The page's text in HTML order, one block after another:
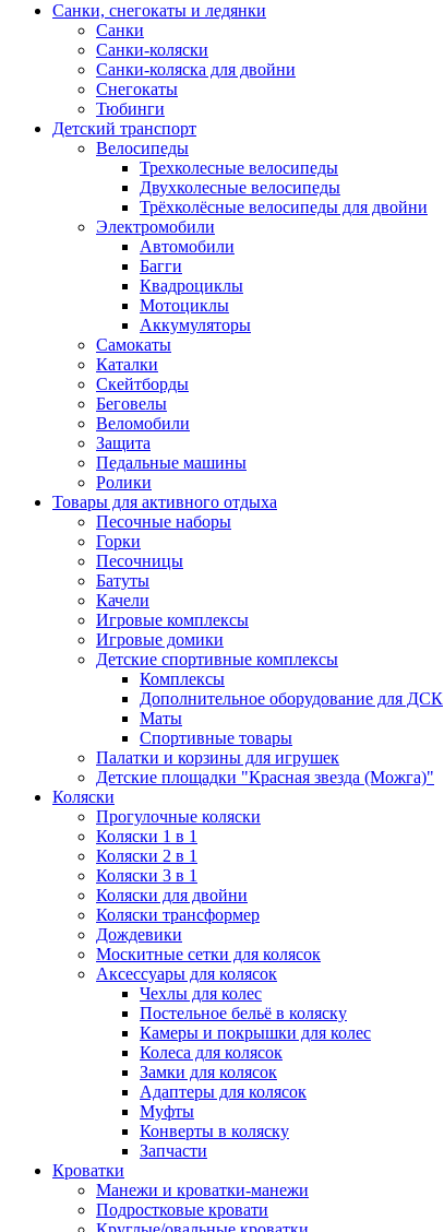
Санки, снегокаты и ледянки
Санки
Санки-коляски
Санки-коляска для двойни
Снегокаты
Тюбинги
Детский транспорт
Велосипеды
Трехколесные велосипеды
Двухколесные велосипеды
Трёхколёсные велосипеды для двойни
Электромобили
Автомобили
Багги
Квадроциклы
Мотоциклы
Аккумуляторы
Самокаты
Каталки
Скейтборды
Беговелы
Веломобили
Защита
Педальные машины
Ролики
Товары для активного отдыха
Песочные наборы
Горки
Песочницы
Батуты
Качели
Игровые комплексы
Игровые домики
Детские спортивные комплексы
Комплексы
Дополнительное оборудование для ДСК
Маты
Спортивные товары
Палатки и корзины для игрушек
Детские площадки "Красная звезда (Можга)"
Коляски
Прогулочные коляски
Коляски 1 в 1
Коляски 2 в 1
Коляски 3 в 1
Коляски для двойни
Коляски трансформер
Дождевики
Москитные сетки для колясок
Аксессуары для колясок
Чехлы для колес
Постельное бельё в коляску
Камеры и покрышки для колес
Колеса для колясок
Замки для колясок
Адаптеры для колясок
Муфты
Конверты в коляску
Запчасти
Кроватки
Манежи и кроватки-манежи
Подростковые кровати